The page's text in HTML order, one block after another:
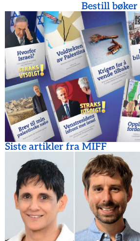
Bestill bøker
Siste artikler fra MIFF